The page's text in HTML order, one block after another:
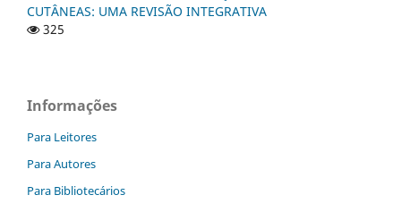
CUTÂNEAS: UMA REVISÃO INTEGRATIVA
325
Informações
Para Leitores
Para Autores
Para Bibliotecários